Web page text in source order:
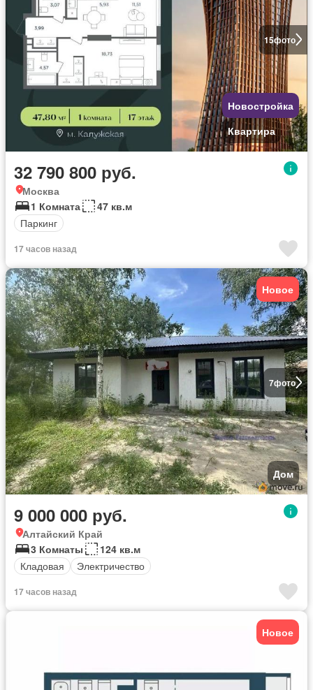
15фото
Новостройка
Квартира
32 790 800 руб.
Москва
1 Комната
47 кв.м
Паркинг
17 часов назад
7фото
Новое
Дом
9 000 000 руб.
Алтайский Край
3 Комнаты
124 кв.м
Кладовая
Электричество
17 часов назад
Новое